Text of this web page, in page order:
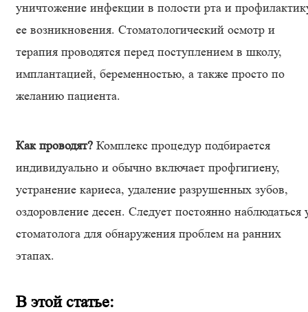
уничтожение инфекции в полости рта и
ее возникновения. Стоматологический осмотр и
терапия проводятся перед поступлением в школу,
имплантацией, беременностью, а также просто по
желанию пациента.
Как проводят? Комплекс процедур подбирается
индивидуально и обычно включает профгигиену,
устранение кариеса, удаление разрушенных зубов,
оздоровление десен. Следует постоянно наблюдаться
стоматолога для обнаружения проблем на ранних
этапах.
В этой статье: